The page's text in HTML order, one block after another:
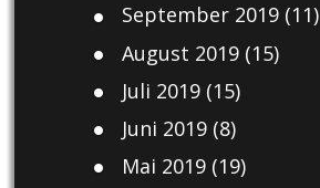
September 2019(11)
August 2019(15)
Juli 2019(15)
Juni 2019(8)
Mai 2019(19)